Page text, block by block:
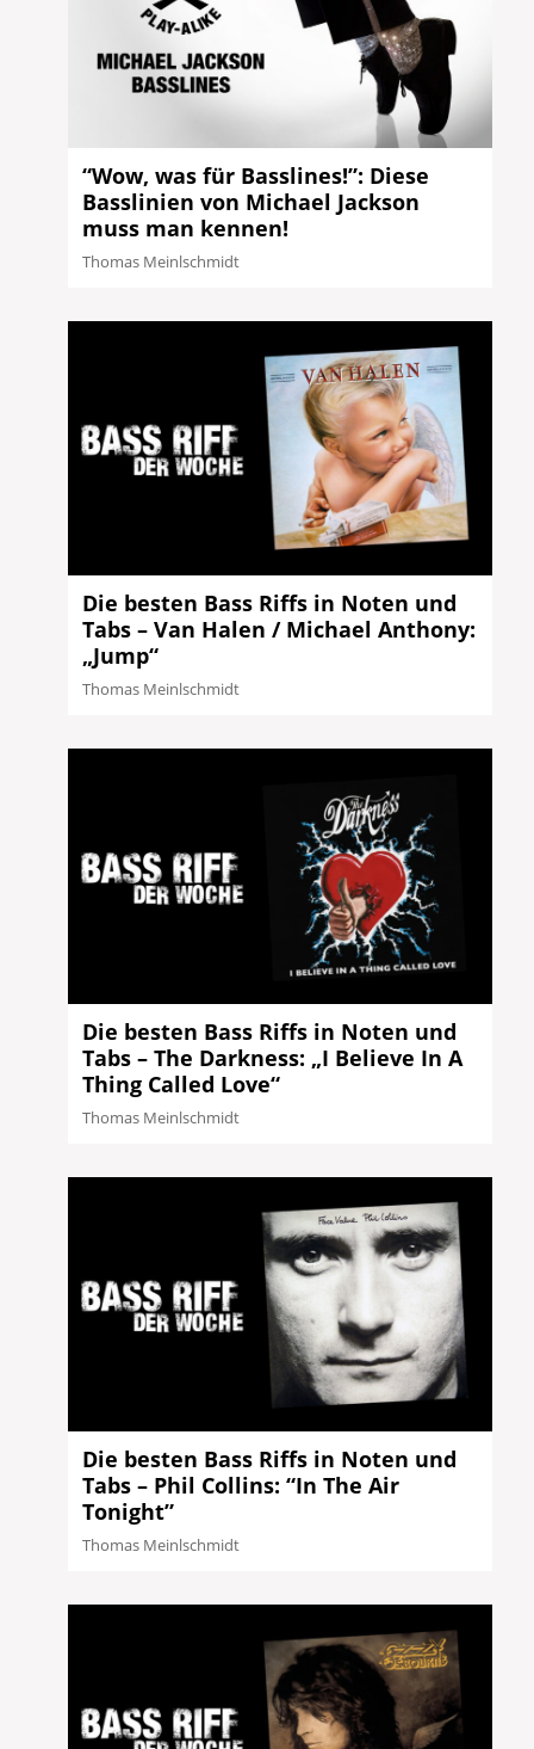
“Wow, was für Basslines!”: Diese
Basslinien von Michael Jackson
muss man kennen!
Thomas Meinlschmidt
Die besten Bass Riffs in Noten und
Tabs – Van Halen / Michael Anthony:
„Jump“
Thomas Meinlschmidt
Die besten Bass Riffs in Noten und
Tabs – The Darkness: „I Believe In A
Thing Called Love“
Thomas Meinlschmidt
Die besten Bass Riffs in Noten und
Tabs – Phil Collins: “In The Air
Tonight”
Thomas Meinlschmidt